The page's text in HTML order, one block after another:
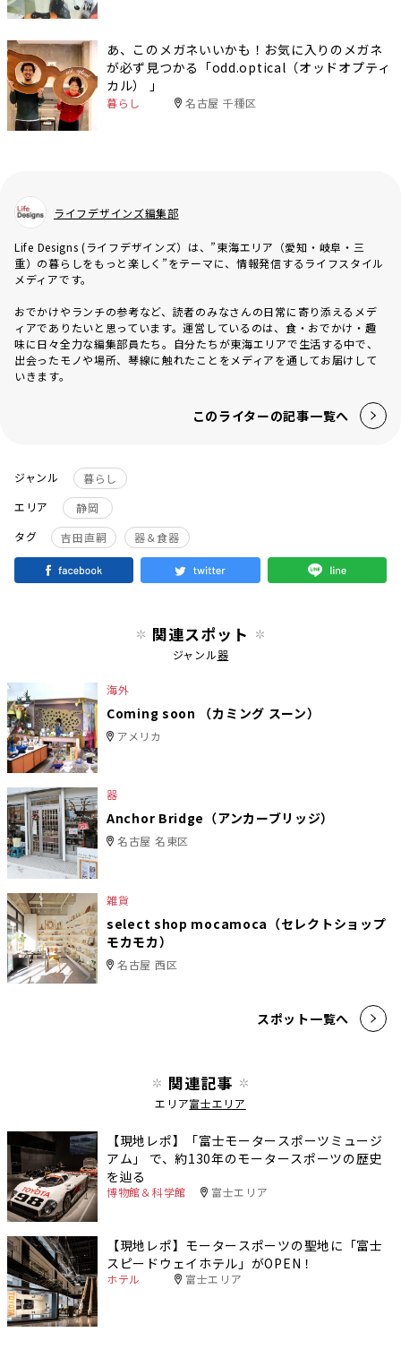
あ、このメガネいいかも！お気に入りのメガネ
が必ず見つかる「odd.optical（オッドオプティ
カル） 」
暮らし 名古屋 千種区
ライフデザインズ編集部
Life Designs (ライフデザインズ）は、”東海エリア（愛知・岐阜・三
重）の暮らしをもっと楽しく”をテーマに、情報発信するライフスタイル
メディアです。
おでかけやランチの参考など、読者のみなさんの日常に寄り添えるメデ
ィアでありたいと思っています。運営しているのは、食・おでかけ・趣
味に日々全力な編集部員たち。自分たちが東海エリアで生活する中で、
出会ったモノや場所、琴線に触れたことをメディアを通してお届けして
いきます。
このライターの記事一覧へ
ジャンル
暮らし
エリア
静岡
タグ
吉田直嗣 器＆食器
関連スポット
ジャンル器
海外
Coming soon （カミング スーン）
アメリカ
器
Anchor Bridge（アンカーブリッジ）
名古屋 名東区
雑貨
select shop mocamoca（セレクトショップ
モカモカ）
名古屋 西区
スポット一覧へ
関連記事
エリア富士エリア
【現地レポ】「富士モータースポーツミュージ
アム」 で、約130年のモータースポーツの歴史
を辿る
博物館＆科学館 富士エリア
【現地レポ】モータースポーツの聖地に「富士
スピードウェイホテル」がOPEN！
ホテル 富士エリア